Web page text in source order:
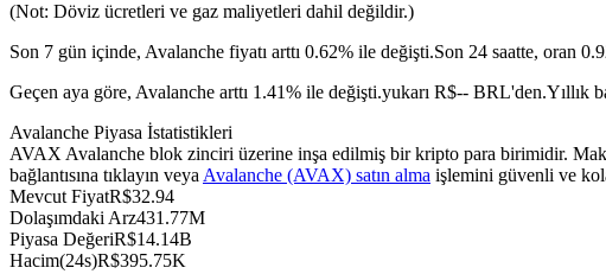
TradFi
Hisse senetleri, döviz, değerli metaller ve emtia türevleri
(Not: Döviz ücretleri ve gaz maliyetleri dahil değildir.)
Son 7 gün içinde, Avalanche fiyatı arttı 0.62% ile değişti.Son 24 saatte, oran
Geçen aya göre, Avalanche arttı 1.41% ile değişti.yukarı R$-- BRL'den.Yıllık
Avalanche Piyasa İstatistikleri
AVAX Avalanche blok zinciri üzerine inşa edilmiş bir kripto para birimidir.
bağlantısına tıklayın veya Avalanche (AVAX) satın alma işlemini güvenli ve
Mevcut FiyatR$32.94
Dolaşımdaki Arz431.77M
Piyasa DeğeriR$14.14B
Hacim(24s)R$395.75K